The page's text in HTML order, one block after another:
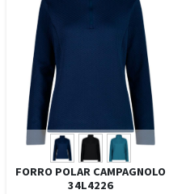
FORRO POLAR CAMPAGNOLO
34L4226